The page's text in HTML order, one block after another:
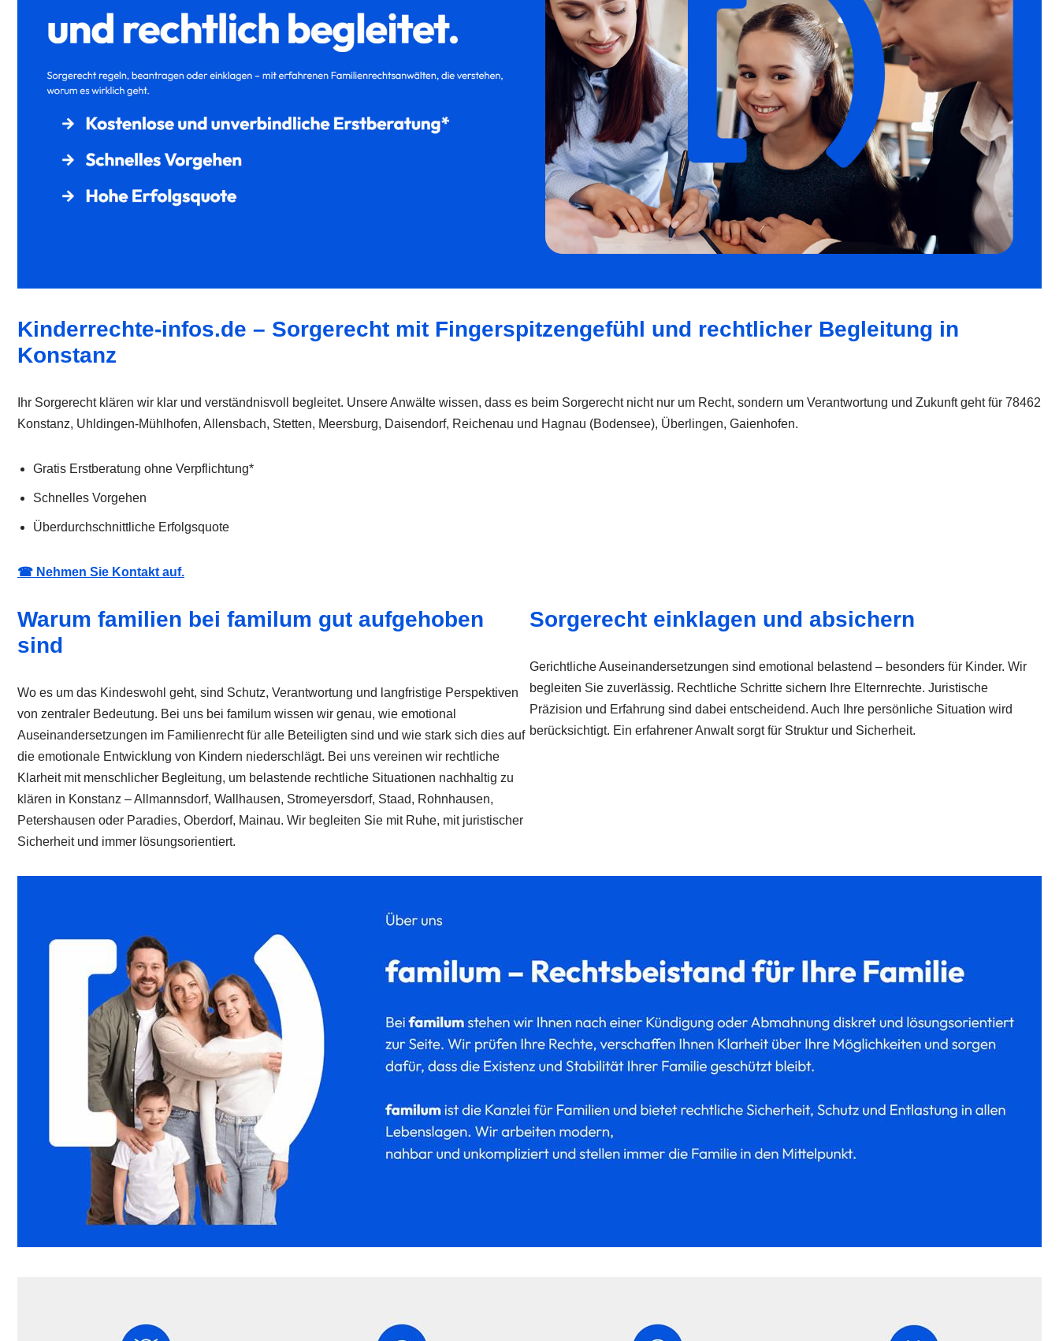
Kinderrechte-infos.de – Sorgerecht mit Fingerspitzengefühl und rechtlicher Begleitung in
Konstanz
Ihr Sorgerecht klären wir klar und verständnisvoll begleitet. Unsere Anwälte wissen, dass es beim Sorgerecht nicht nur um Recht, sondern um Verantwortung und Zukunft geht für 78462
Konstanz, Uhldingen-Mühlhofen, Allensbach, Stetten, Meersburg, Daisendorf, Reichenau und Hagnau (Bodensee), Überlingen, Gaienhofen.
Gratis Erstberatung ohne Verpflichtung*
Schnelles Vorgehen
Überdurchschnittliche Erfolgsquote
☎ Nehmen Sie Kontakt auf.
Warum familien bei familum gut aufgehoben
sind
Wo es um das Kindeswohl geht, sind Schutz, Verantwortung und langfristige Perspektiven
von zentraler Bedeutung. Bei uns bei familum wissen wir genau, wie emotional
Auseinandersetzungen im Familienrecht für alle Beteiligten sind und wie stark sich dies auf
die emotionale Entwicklung von Kindern niederschlägt. Bei uns vereinen wir rechtliche
Klarheit mit menschlicher Begleitung, um belastende rechtliche Situationen nachhaltig zu
klären in Konstanz – Allmannsdorf, Wallhausen, Stromeyersdorf, Staad, Rohnhausen,
Petershausen oder Paradies, Oberdorf, Mainau. Wir begleiten Sie mit Ruhe, mit juristischer
Sicherheit und immer lösungsorientiert.
Sorgerecht einklagen und absichern
Gerichtliche Auseinandersetzungen sind emotional belastend – besonders für Kinder. Wir
begleiten Sie zuverlässig. Rechtliche Schritte sichern Ihre Elternrechte. Juristische
Präzision und Erfahrung sind dabei entscheidend. Auch Ihre persönliche Situation wird
berücksichtigt. Ein erfahrener Anwalt sorgt für Struktur und Sicherheit.